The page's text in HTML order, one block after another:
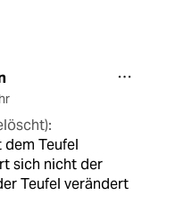
Teufel
sich nicht der
Teufel verändert